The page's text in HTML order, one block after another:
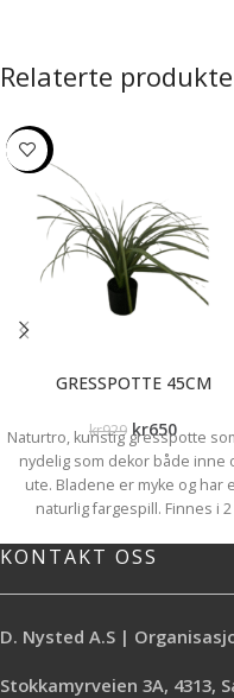
Relaterte
-30%
GRESSPOTTE 45CM
kr929 kr650
Naturtro, kunstig gresspotte
nydelig som dekor både inne
ute. Bladene er myke og har
naturlig fargespill. Finnes i 2
plassere ved siden av
KONTAKT OSS
D. Nysted A.S |
Stokkamyrveien 3A, 4313,